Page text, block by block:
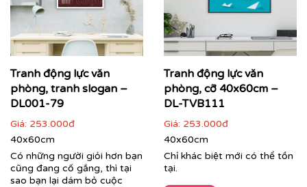
Tranh động lực văn
phòng, tranh slogan –
DL001-79
Giá: 253.000đ
40x60cm
Có những người giỏi hơn bạn
cũng đang cố gắng, thì tại
sao bạn lại dám bỏ cuộc
Tranh động lực văn
phòng, cỡ 40x60cm –
DL-TVB111
Giá: 253.000đ
40x60cm
Chỉ khác biệt mới có thể tồn
tại.